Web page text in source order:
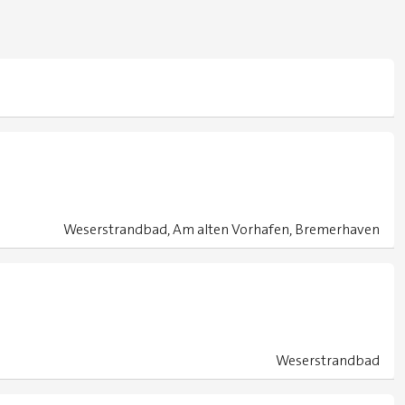
Weserstrandbad, Am alten Vorhafen, Bremerhaven
Weserstrandbad